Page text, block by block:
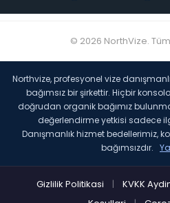
© 2026 NorthVize. Tüm
Northvize, profesyonel vize
bağımsız bir şirkettir. Hiçbir
doğrudan organik bağımız
değerlendirme yetkisi sadece
Danışmanlık hizmet bedellerimiz,
bağımsızdır.
Gizlilik Politikasi | KVKK